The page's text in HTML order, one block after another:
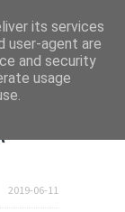
2019-06-11
its services
user-agent are
and security
usage